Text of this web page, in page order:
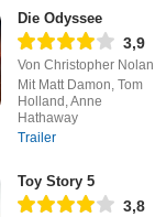
Die Odyssee
3,9
Von Christopher Nolan
Mit Matt Damon, Tom
Holland, Anne
Hathaway
Trailer
Toy Story 5
3,8